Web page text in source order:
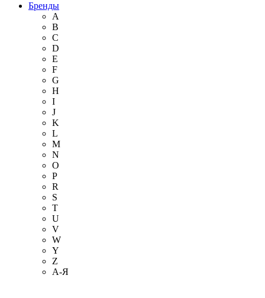
Бренды
A
B
C
D
E
F
G
H
I
J
K
L
M
N
O
P
R
S
T
U
V
W
Y
Z
А-Я